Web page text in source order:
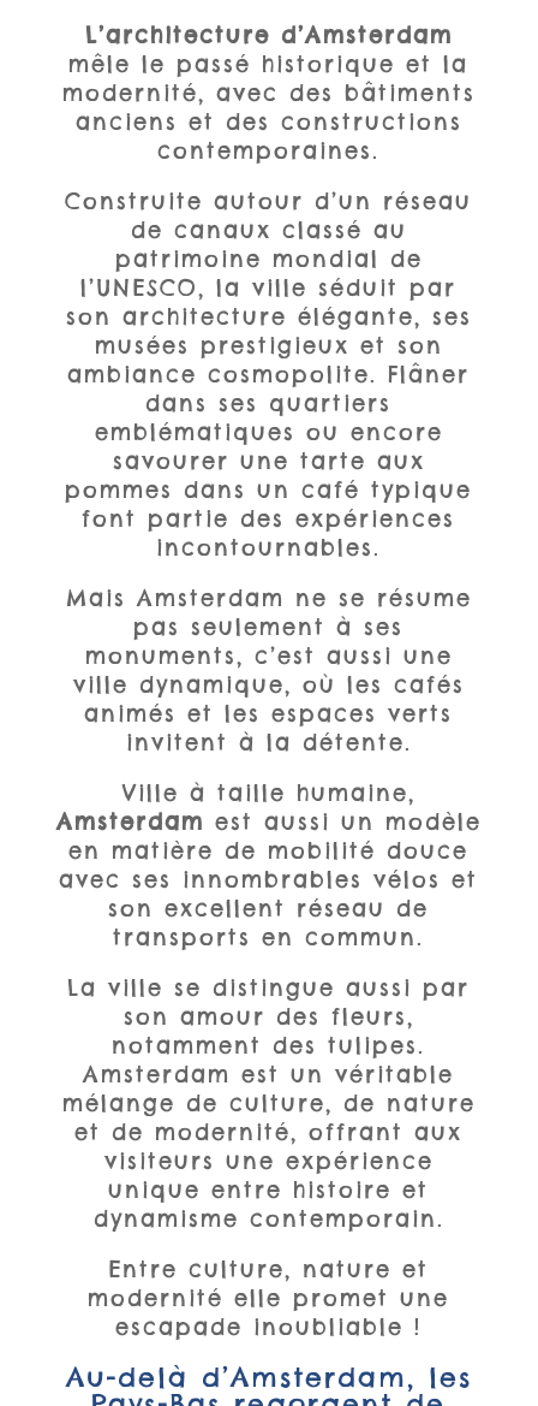
L’architecture d’Amsterdam
mêle le passé historique et la
modernité, avec des bâtiments
anciens et des constructions
contemporaines.
Construite autour d’un réseau
de canaux classé au
patrimoine mondial de
l’UNESCO, la ville séduit par
son architecture élégante, ses
musées prestigieux et son
ambiance cosmopolite. Flâner
dans ses quartiers
emblématiques ou encore
savourer une tarte aux
pommes dans un café typique
font partie des expériences
incontournables.
Mais Amsterdam ne se résume
pas seulement à ses
monuments, c’est aussi une
ville dynamique, où les cafés
animés et les espaces verts
invitent à la détente.
Ville à taille humaine,
Amsterdam est aussi un modèle
en matière de mobilité douce
avec ses innombrables vélos et
son excellent réseau de
transports en commun.
La ville se distingue aussi par
son amour des fleurs,
notamment des tulipes.
Amsterdam est un véritable
mélange de culture, de nature
et de modernité, offrant aux
visiteurs une expérience
unique entre histoire et
dynamisme contemporain.
Entre culture, nature et
modernité elle promet une
escapade inoubliable !
Au-delà d’Amsterdam, les